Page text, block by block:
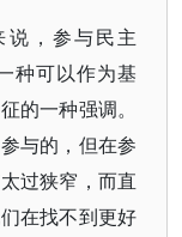
，参与民主
种可以作为基
的一种强调。
与的，但在参
过狭窄，而直
在找不到更好